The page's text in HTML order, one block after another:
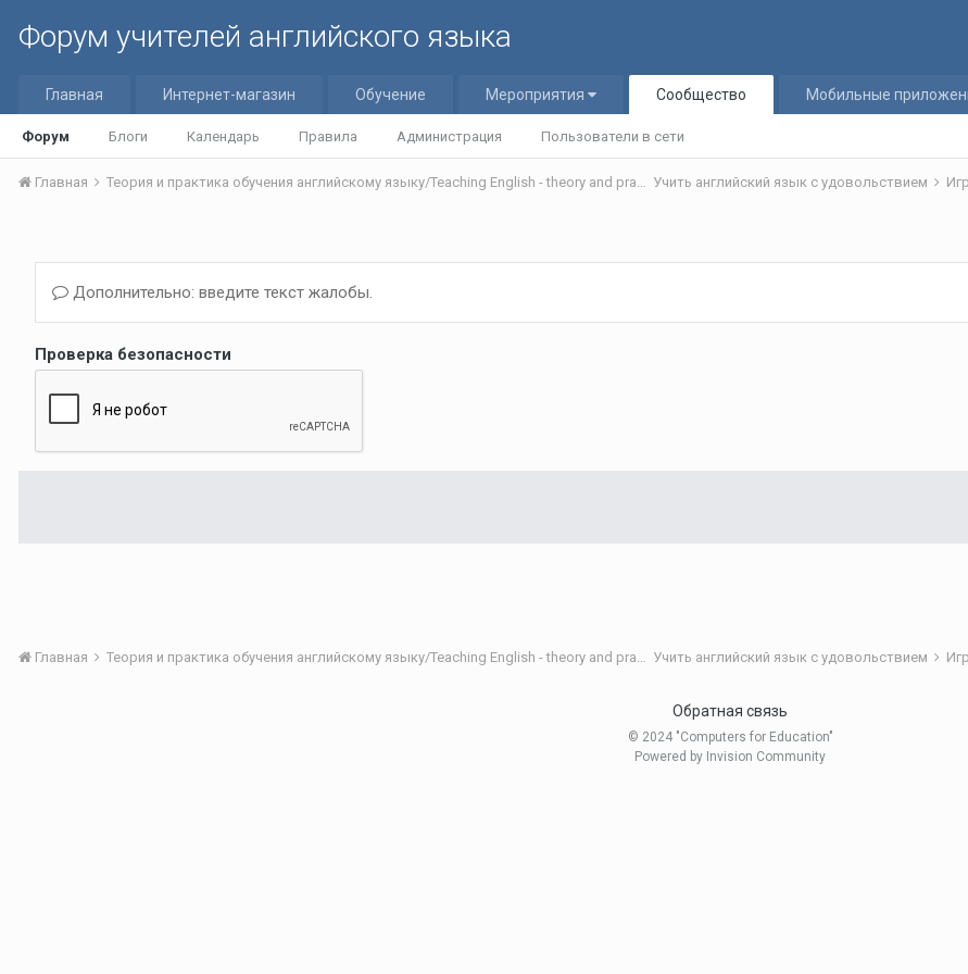
Форум учителей английского языка
Главная Интернет-магазин Обучение Мероприятия Сообщество
Форум Блоги Календарь Правила Администрация Пользователи в сети
Мобильные
Главная Теория и практика обучения английскому языку/Teaching English - theory and practice Учить английский язык с удовольствием
Дополнительно: введите текст жалобы.
Проверка безопасности
Главная Теория и практика обучения английскому языку/Teaching English - theory and practice Учить английский язык с удовольствием
Обратная связь
© 2024 "Computers for Education"
Powered by Invision Community